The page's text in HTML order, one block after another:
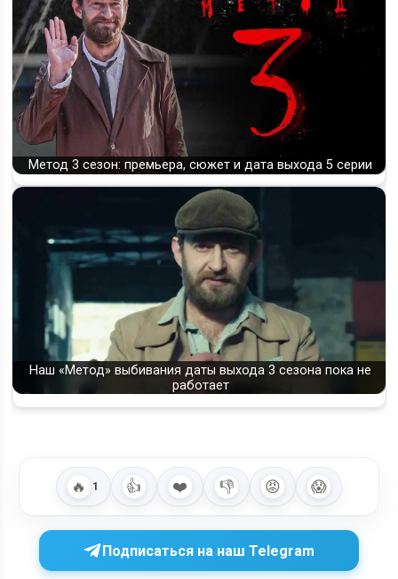
Метод 3 сезон: премьера, сюжет и дата выхода 5 серии
Наш «Метод» выбивания даты выхода 3 сезона пока не
работает
🔥 1 👍 ❤️ 👎 😡 😱
Подписаться на наш Telegram